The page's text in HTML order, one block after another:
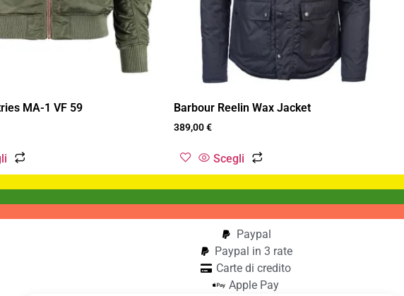
MA-1 VF 59 Barbour Reelin Wax Jacket
389,00€
Scegli
Paypal
Paypal in 3 rate
Carte di credito
Apple Pay